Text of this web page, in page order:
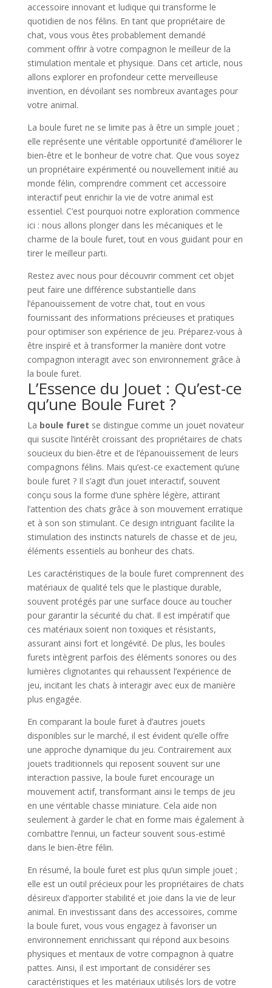
accessoire innovant et ludique qui transforme le
quotidien de nos félins. En tant que propriétaire de
chat, vous vous êtes probablement demandé
comment offrir à votre compagnon le meilleur de la
stimulation mentale et physique. Dans cet article, nous
allons explorer en profondeur cette merveilleuse
invention, en dévoilant ses nombreux avantages pour
votre animal.
La boule furet ne se limite pas à être un simple jouet ;
elle représente une véritable opportunité d’améliorer le
bien-être et le bonheur de votre chat. Que vous soyez
un propriétaire expérimenté ou nouvellement initié au
monde félin, comprendre comment cet accessoire
interactif peut enrichir la vie de votre animal est
essentiel. C’est pourquoi notre exploration commence
ici : nous allons plonger dans les mécaniques et le
charme de la boule furet, tout en vous guidant pour en
tirer le meilleur parti.
Restez avec nous pour découvrir comment cet objet
peut faire une différence substantielle dans
l’épanouissement de votre chat, tout en vous
fournissant des informations précieuses et pratiques
pour optimiser son expérience de jeu. Préparez-vous à
être inspiré et à transformer la manière dont votre
compagnon interagit avec son environnement grâce à
la boule furet.
L’Essence du Jouet : Qu’est-ce
qu’une Boule Furet ?
La boule furet se distingue comme un jouet novateur
qui suscite l’intérêt croissant des propriétaires de chats
soucieux du bien-être et de l’épanouissement de leurs
compagnons félins. Mais qu’est-ce exactement qu’une
boule furet ? Il s’agit d’un jouet interactif, souvent
conçu sous la forme d’une sphère légère, attirant
l’attention des chats grâce à son mouvement erratique
et à son son stimulant. Ce design intriguant facilite la
stimulation des instincts naturels de chasse et de jeu,
éléments essentiels au bonheur des chats.
Les caractéristiques de la boule furet comprennent des
matériaux de qualité tels que le plastique durable,
souvent protégés par une surface douce au toucher
pour garantir la sécurité du chat. Il est impératif que
ces matériaux soient non toxiques et résistants,
assurant ainsi fort et longévité. De plus, les boules
furets intègrent parfois des éléments sonores ou des
lumières clignotantes qui rehaussent l’expérience de
jeu, incitant les chats à interagir avec eux de manière
plus engagée.
En comparant la boule furet à d’autres jouets
disponibles sur le marché, il est évident qu’elle offre
une approche dynamique du jeu. Contrairement aux
jouets traditionnels qui reposent souvent sur une
interaction passive, la boule furet encourage un
mouvement actif, transformant ainsi le temps de jeu
en une véritable chasse miniature. Cela aide non
seulement à garder le chat en forme mais également à
combattre l’ennui, un facteur souvent sous-estimé
dans le bien-être félin.
En résumé, la boule furet est plus qu’un simple jouet ;
elle est un outil précieux pour les propriétaires de chats
désireux d’apporter stabilité et joie dans la vie de leur
animal. En investissant dans des accessoires, comme
la boule furet, vous vous engagez à favoriser un
environnement enrichissant qui répond aux besoins
physiques et mentaux de votre compagnon à quatre
pattes. Ainsi, il est important de considérer ses
caractéristiques et les matériaux utilisés lors de votre